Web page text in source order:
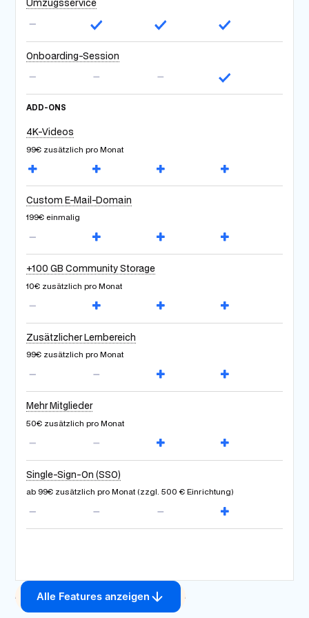
Umzugsservice
Onboarding-Session
ADD-ONS
4K-Videos
99€ zusätzlich pro Monat
Custom E-Mail-Domain
199€ einmalig
+100 GB Community Storage
10€ zusätzlich pro Monat
Zusätzlicher Lernbereich
99€ zusätzlich pro Monat
Mehr Mitglieder
50€ zusätzlich pro Monat
Single-Sign-On (SSO)
ab 99€ zusätzlich pro Monat (zzgl. 500 € Einrichtung)
Alle Features anzeigen